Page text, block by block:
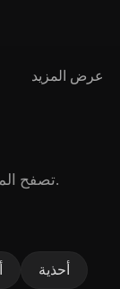
عرض المزيد
تصفح المزيد من التصنيفات الفرعية في أزياء وستايل.
أحذية